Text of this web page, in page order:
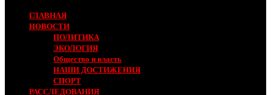
ГЛАВНАЯ
НОВОСТИ
ПОЛИТИКА
ЭКОЛОГИЯ
Общество и власть
НАШИ ДОСТИЖЕНИЯ
СПОРТ
РАССЛЕДОВАНИЯ